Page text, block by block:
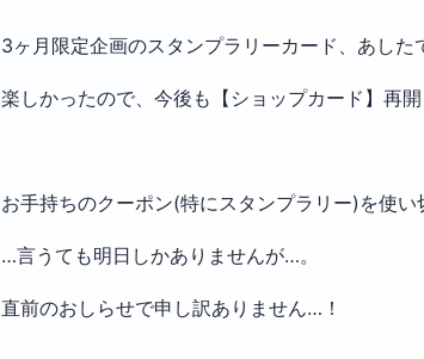
3ヶ月限定企画のスタンプラリーカード、あした
楽しかったので、今後も【ショップカード】再
お手持ちのクーポン(特にスタンプラリー)を使
…言うても明日しかありませんが…。
直前のおしらせで申し訳ありません…！